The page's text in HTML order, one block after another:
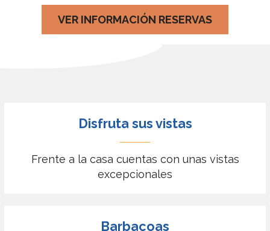
VER INFORMACIÓN RESERVAS
Disfruta sus vistas
Frente a la casa cuentas con unas vistas
excepcionales
Barbacoas